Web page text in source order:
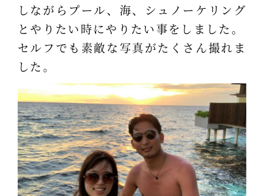
しながらプール、海、シュノーケリング
とやりたい時にやりたい事をしました。
セルフでも素敵な写真がたくさん撮れま
した。